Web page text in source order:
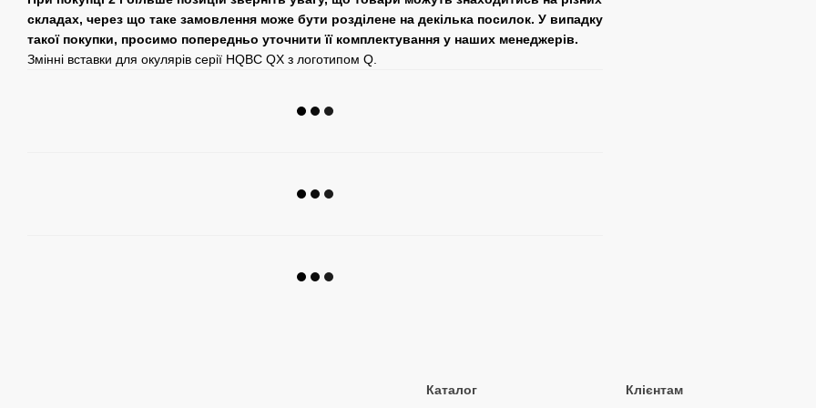
складах, через що таке замовлення може бути розділене на декілька посилок. У випадку
такої покупки, просимо попередньо уточнити її комплектування у наших менеджерів.
Змінні вставки для окулярів серії HQBC QX з логотипом Q.
Каталог Клієнтам